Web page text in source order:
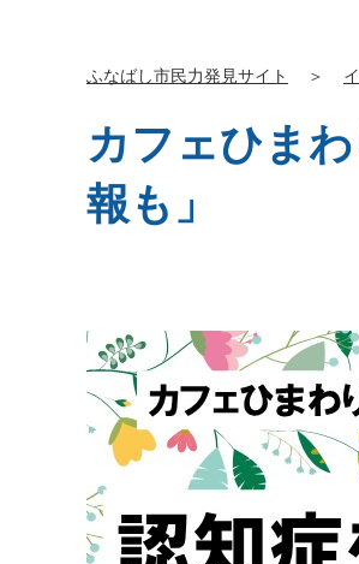
ふなばし市民力発見サイト ＞
カフェひま
報も」